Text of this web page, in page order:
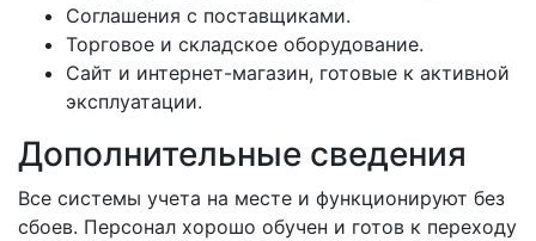
Соглашения с поставщиками.
Торговое и складское оборудование.
Сайт и интернет-магазин, готовые к активной
эксплуатации.
Дополнительные сведения
Все системы учета на месте и функционируют без
сбоев. Персонал хорошо обучен и готов к переходу